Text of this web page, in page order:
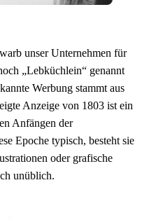
unser Unternehmen für
„Lebküchlein“ genannt
Werbung stammt aus
Anzeige von 1803 ist ein
Anfängen der
Epoche typisch, besteht sie
oder grafische
unüblich.